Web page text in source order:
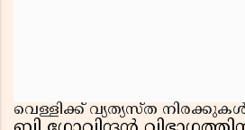
വെള്ളിക്ക് വ്യത്യസ്ത